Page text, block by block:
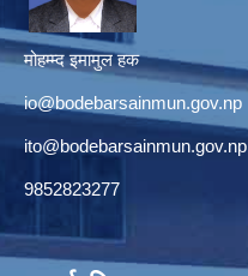
मोहम्म्द इमामुल हक
io@bodebarsainmun.gov.np
ito@bodebarsainmun.gov.np
9852823277